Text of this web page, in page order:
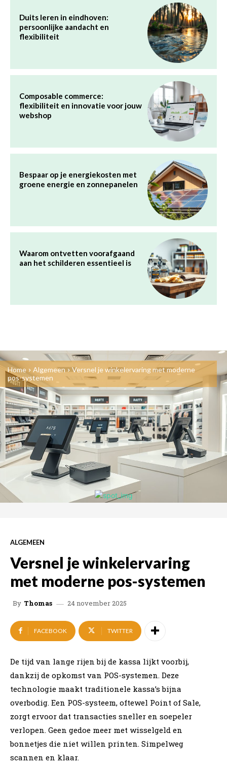
Duits leren in eindhoven:
persoonlijke aandacht en
flexibiliteit
Composable commerce:
flexibiliteit en innovatie voor jouw
webshop
Bespaar op je energiekosten met
groene energie en zonnepanelen
Waarom ontvetten voorafgaand
aan het schilderen essentieel is